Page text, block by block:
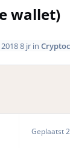
wallet)
8 jrin
Geplaatst